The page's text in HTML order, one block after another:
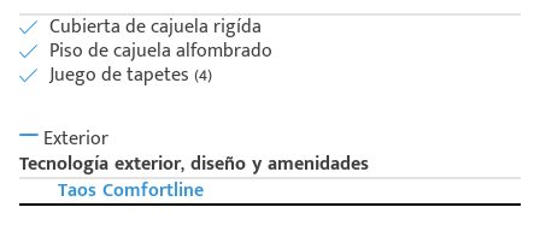
Cubierta de cajuela rigída
Piso de cajuela alfombrado
Juego de tapetes (4)
Exterior
Tecnología exterior, diseño y amenidades
Taos Comfortline